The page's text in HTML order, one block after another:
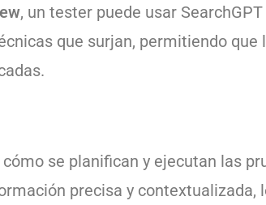
, un tester puede usar
que surjan, permitiendo que
se planifican y ejecutan las
precisa y contextualizada,